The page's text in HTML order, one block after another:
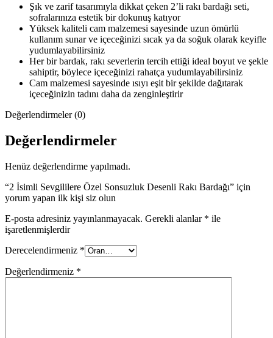
Şık ve zarif tasarımıyla dikkat çeken 2’li rakı bardağı seti,
sofralarınıza estetik bir dokunuş katıyor
Yüksek kaliteli cam malzemesi sayesinde uzun ömürlü
kullanım sunar ve içeceğinizi sıcak ya da soğuk olarak keyifle
yudumlayabilirsiniz
Her bir bardak, rakı severlerin tercih ettiği ideal boyut ve şekle
sahiptir, böylece içeceğinizi rahatça yudumlayabilirsiniz
Cam malzemesi sayesinde ısıyı eşit bir şekilde dağıtarak
içeceğinizin tadını daha da zenginleştirir
Değerlendirmeler (0)
Değerlendirmeler
Henüz değerlendirme yapılmadı.
“2 İsimli Sevgililere Özel Sonsuzluk Desenli Rakı Bardağı” için
yorum yapan ilk kişi siz olun
E-posta adresiniz yayınlanmayacak. Gerekli alanlar * ile
işaretlenmişlerdir
Derecelendirmeniz *
Değerlendirmeniz *